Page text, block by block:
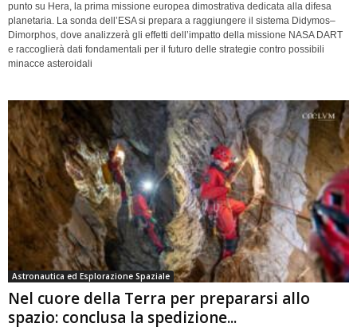
punto su Hera, la prima missione europea dimostrativa dedicata alla difesa
planetaria. La sonda dell’ESA si prepara a raggiungere il sistema Didymos–
Dimorphos, dove analizzerà gli effetti dell’impatto della missione NASA DART
e raccoglierà dati fondamentali per il futuro delle strategie contro possibili
minacce asteroidali
Astronautica ed Esplorazione Spaziale
Nel cuore della Terra per prepararsi allo
spazio: conclusa la spedizione...